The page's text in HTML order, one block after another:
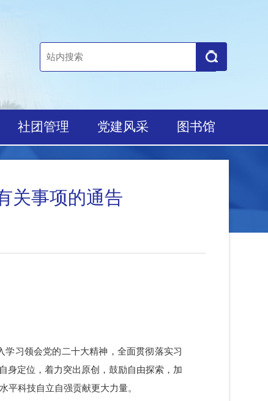
养 社团管理 党建风采
有关事项的通告
深入学习领会党的二十大精神，全面贯彻落实习
足自身定位，着力突出原创，鼓励自由探索，加